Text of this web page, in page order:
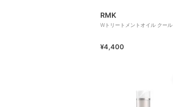
RMK
Wトリートメントオイル クール
¥4,400